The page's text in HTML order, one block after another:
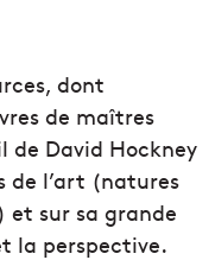
dont
de maîtres
de David Hockney
de l’art (natures
sur sa grande
la perspective.